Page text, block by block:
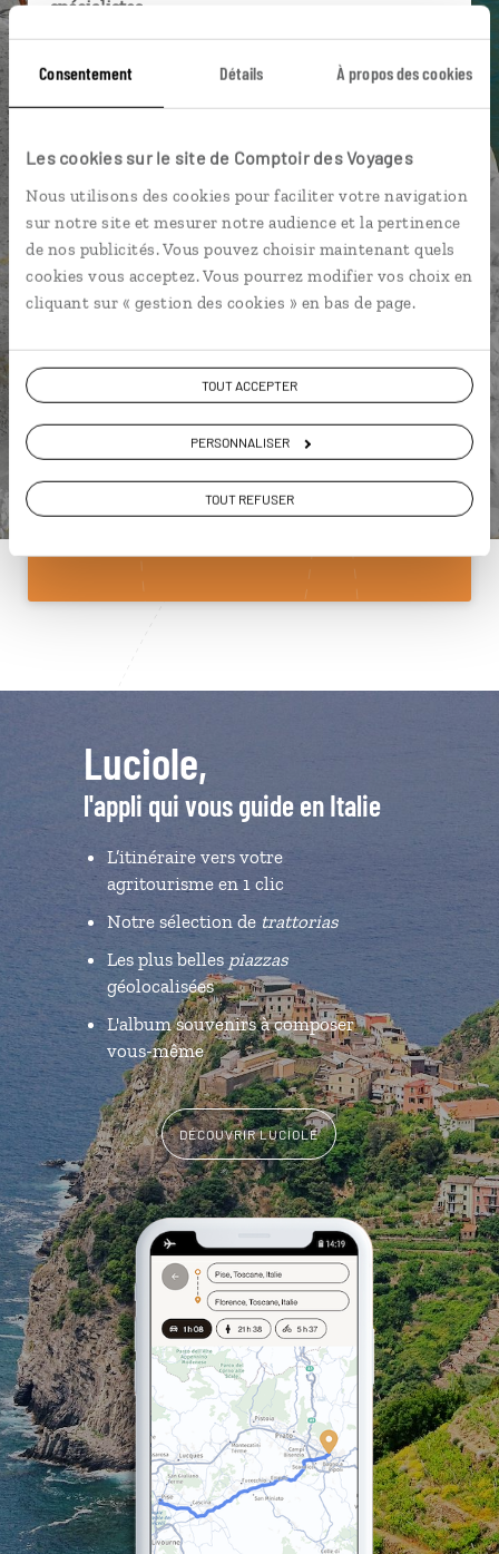
Consentement Détails À propos des cookies
Les cookies sur le site de Comptoir des Voyages
Nous utilisons des cookies pour faciliter votre navigation
sur notre site et mesurer notre audience et la pertinence
de nos publicités. Vous pouvez choisir maintenant quels
cookies vous acceptez. Vous pourrez modifier vos choix en
cliquant sur « gestion des cookies » en bas de page.
TOUT ACCEPTER
PERSONNALISER
TOUT REFUSER
spécialistes
près de vos envies et de la réalité du pays.
connectés en agence, mais aussi par email ou
Vous gardez le même interlocuteur avant,
pendant et après votre voyage.
DEMANDER UN DEVIS
ou
Construisez votre voyage avec un spécialiste Italie
01 85 08 22 97
Luciole,
l'appli qui vous guide en Italie
L’itinéraire vers votre
agritourisme en 1 clic
Notre sélection de trattorias
Les plus belles piazzas
géolocalisées
L'album souvenirs à composer
vous-même
DÉCOUVRIR LUCIOLE